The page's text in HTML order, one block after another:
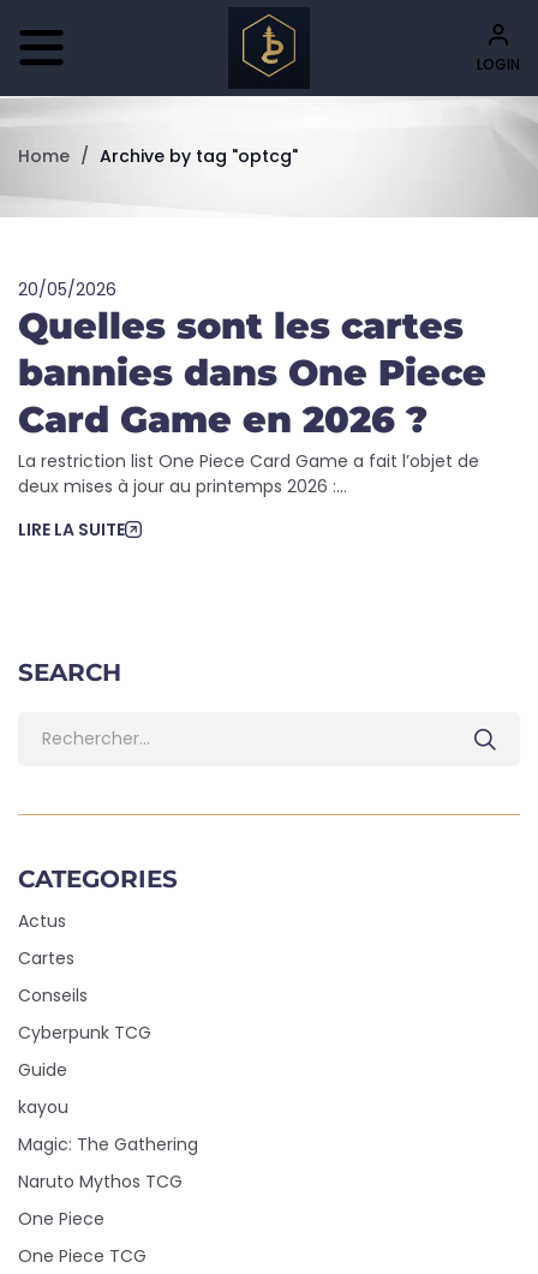
LOGIN
Home / Archive by tag "optcg"
SEARCH
CATEGORIES
Actus
Cartes
Conseils
Cyberpunk TCG
Guide
kayou
Magic: The Gathering
Naruto Mythos TCG
One Piece
One Piece TCG
20/05/2026
Quelles sont les cartes
bannies dans One Piece
Card Game en 2026 ?
La restriction list One Piece Card Game a fait l’objet de
deux mises à jour au printemps 2026 :...
LIRE LA SUITE